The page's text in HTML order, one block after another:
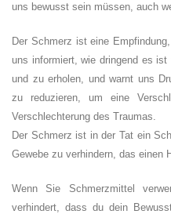
uns bewusst sein müssen, auch
Der Schmerz ist eine
uns informiert, wie dringend es
und zu erholen, und warnt uns
zu reduzieren, um eine
Verschlechterung des Traumas.
Der Schmerz ist in der Tat ein
Gewebe zu verhindern, das einen
Wenn Sie Schmerzmittel
verhindert, dass du dein